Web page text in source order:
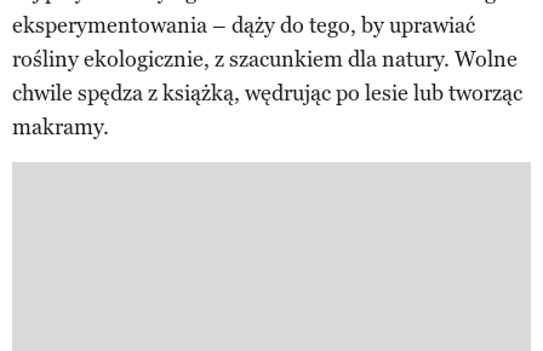
eksperymentowania – dąży do tego, by uprawiać
rośliny ekologicznie, z szacunkiem dla natury. Wolne
chwile spędza z książką, wędrując po lesie lub tworząc
makramy.